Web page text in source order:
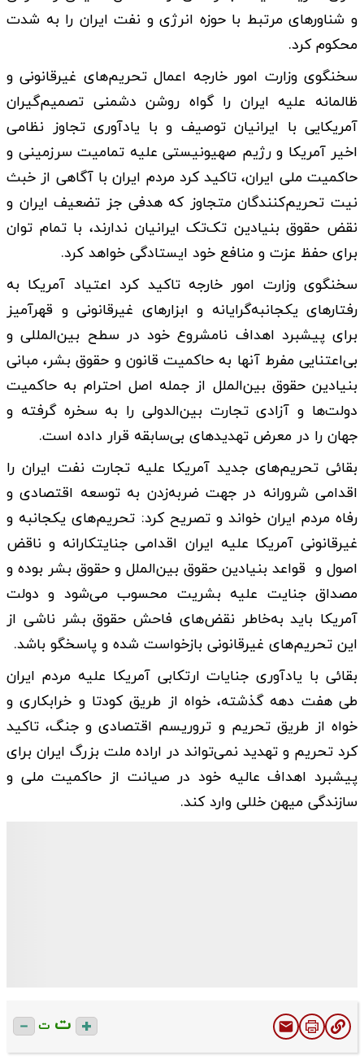
و شناورهای مرتبط با حوزه انرژی و نفت ایران را به‌ شدت
محکوم کرد.
سخنگوی وزارت امور خارجه اعمال تحریم‌های غیرقانونی و
ظالمانه علیه ایران را گواه روشن دشمنی تصمیم‌گیران
آمریکایی با ایرانیان توصیف و با یادآوری تجاوز نظامی
اخیر آمریکا و رژیم صهیونیستی علیه تمامیت سرزمینی و
حاکمیت ملی ایران، تاکید کرد مردم ایران با آگاهی از خبث
نیت تحریم‌کنندگان متجاوز که هدفی جز تضعیف ایران و
نقض حقوق بنیادین تک‌تک ایرانیان ندارند، با تمام توان
برای حفظ عزت و منافع خود ایستادگی خواهد کرد.
سخنگوی وزارت امور خارجه تاکید کرد اعتیاد آمریکا به
رفتارهای یکجانبه‌گرایانه و ابزارهای غیرقانونی و قهرآمیز
برای پیشبرد اهداف نامشروع خود در سطح بین‌المللی و
بی‌اعتنایی مفرط آنها به حاکمیت قانون و حقوق بشر، مبانی
بنیادین حقوق بین‌الملل از جمله اصل احترام به حاکمیت
دولت‌ها و آزادی تجارت بین‌الدولی را به سخره گرفته و
جهان را در معرض تهدیدهای بی‌سابقه قرار داده است.
بقائی تحریم‌های جدید آمریکا علیه تجارت نفت ایران را
اقدامی شرورانه در جهت ضربه‌زدن به توسعه اقتصادی و
رفاه مردم ایران خواند و تصریح کرد: تحریم‌های یکجانبه و
غیرقانونی آمریکا علیه ایران اقدامی جنایتکارانه و ناقض
اصول و قواعد بنیادین حقوق بین‌الملل و حقوق بشر بوده و
مصداق جنایت علیه بشریت محسوب می‌شود و دولت
آمریکا باید به‌خاطر نقض‌های فاحش حقوق بشر ناشی از
این تحریم‌های غیرقانونی بازخواست شده و پاسخگو باشد.
بقائی با یادآوری جنایات ارتکابی آمریکا علیه مردم ایران
طی هفت دهه گذشته، خواه از طریق کودتا و خرابکاری و
خواه از طریق تحریم و تروریسم اقتصادی و جنگ، تاکید
کرد تحریم و تهدید نمی‌تواند در اراده ملت بزرگ ایران برای
پیشبرد اهداف عالیه خود در صیانت از حاکمیت ملی و
سازندگی میهن خللی وارد کند.
ت ت